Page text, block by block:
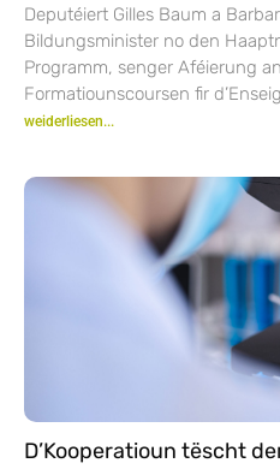
Deputéiert Gilles Baum a
Bildungsminister no den
Programm, senger Aféierung
Formatiounscoursen fir
weiderliesen...
D’Kooperatioun tëscht